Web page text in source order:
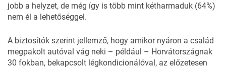
jobb a helyzet, de még így is több mint kétharmaduk (64%)
nem él a lehetőséggel.
A biztosítók szerint jellemző, hogy amikor nyáron a család
megpakolt autóval vág neki – például – Horvátországnak
30 fokban, bekapcsolt légkondicionálóval, az előzetesen